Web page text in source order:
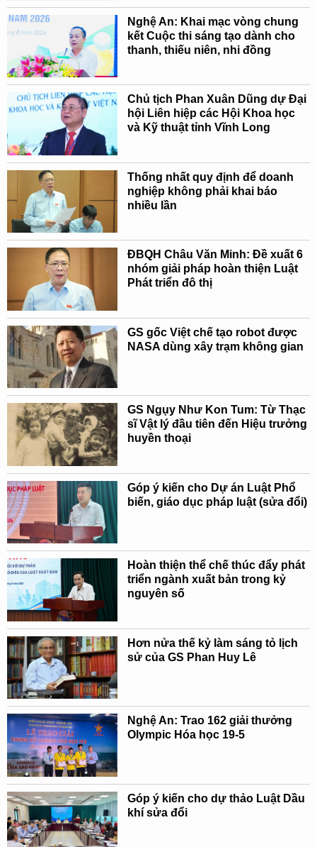
Nghệ An: Khai mạc vòng chung
kết Cuộc thi sáng tạo dành cho
thanh, thiếu niên, nhi đồng
Chủ tịch Phan Xuân Dũng dự Đại
hội Liên hiệp các Hội Khoa học
và Kỹ thuật tỉnh Vĩnh Long
Thống nhất quy định để doanh
nghiệp không phải khai báo
nhiều lần
ĐBQH Châu Văn Minh: Đề xuất 6
nhóm giải pháp hoàn thiện Luật
Phát triển đô thị
GS gốc Việt chế tạo robot được
NASA dùng xây trạm không gian
GS Ngụy Như Kon Tum: Từ Thạc
sĩ Vật lý đầu tiên đến Hiệu trưởng
huyền thoại
Góp ý kiến cho Dự án Luật Phổ
biến, giáo dục pháp luật (sửa đổi)
Hoàn thiện thể chế thúc đẩy phát
triển ngành xuất bản trong kỷ
nguyên số
Hơn nửa thế kỷ làm sáng tỏ lịch
sử của GS Phan Huy Lê
Nghệ An: Trao 162 giải thưởng
Olympic Hóa học 19-5
Góp ý kiến cho dự thảo Luật Dầu
khí sửa đổi